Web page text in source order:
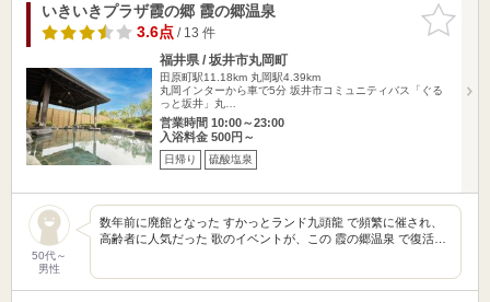
お気に入
りに追加
いきいきプラザ霞の郷 霞の郷温泉
3.6点/ 13 件
福井県 / 坂井市丸岡町
田原町駅11.18km 丸岡駅4.39km
丸岡インターから車で5分 坂井市コミュニティバス「ぐる
っと坂井」丸…
営業時間 10:00～23:00
入浴料金 500円～
日帰り 硫酸塩泉
50代～
男性
数年前に廃館となった すかっとランド九頭龍 で頻繁に催され、
高齢者に人気だった 歌のイベントが、この 霞の郷温泉 で復活…